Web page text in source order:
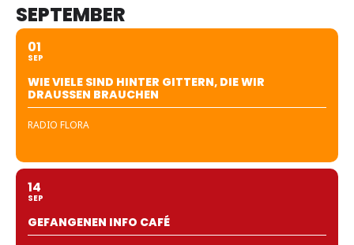
SEPTEMBER
01
SEP
WIE VIELE SIND HINTER GITTERN, DIE WIR
DRAUSSEN BRAUCHEN
RADIO FLORA
14
SEP
GEFANGENEN INFO CAFÉ